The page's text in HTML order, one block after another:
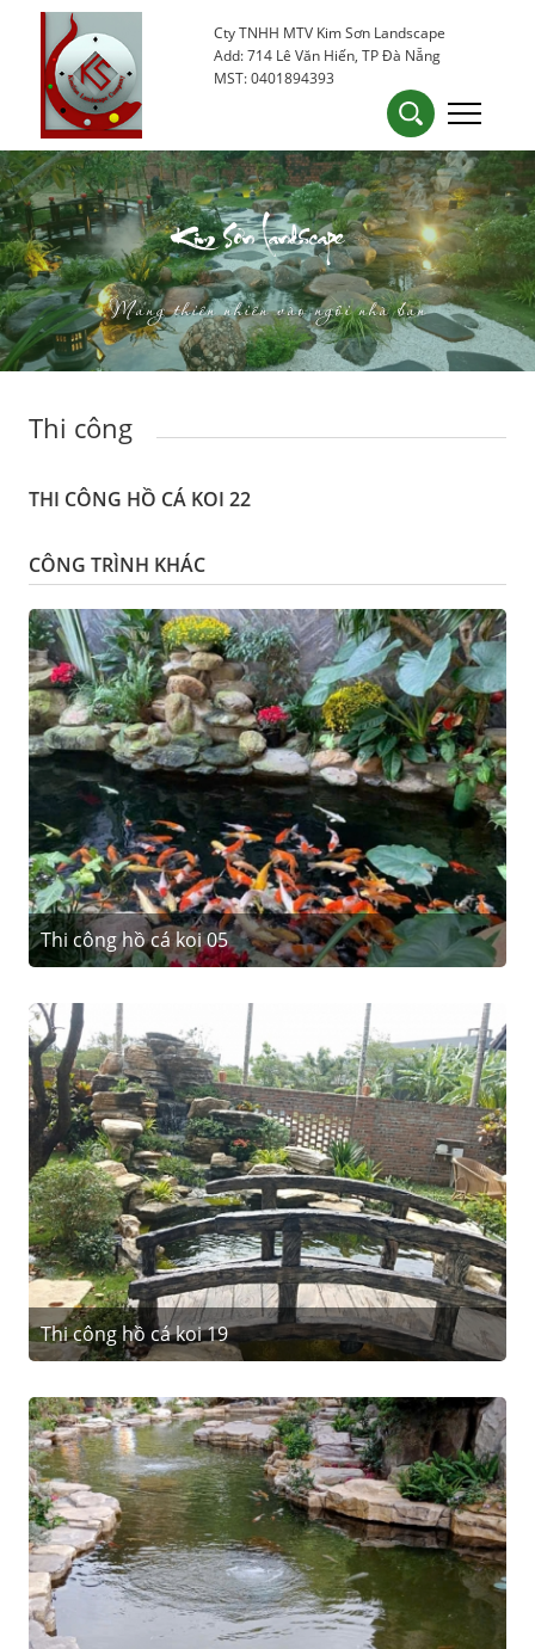
kimsondn84@gmail.com
0905 53 15 25Cty TNHH MTV Kim Sơn Landscape
Add: 714 Lê Văn Hiến, TP Đà Nẵng
MST: 0401894393
Kim Sơn Landscape
Mang thiên nhiên vào ngôi nhà bạn
Thi công
THI CÔNG HỒ CÁ KOI 22
CÔNG TRÌNH KHÁC
Thi công hồ cá koi 05
Thi công hồ cá koi 19